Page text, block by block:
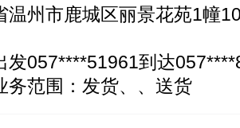
温州市鹿城区丽景花苑1幢
发057****51961到达
务范围：发货、、送货